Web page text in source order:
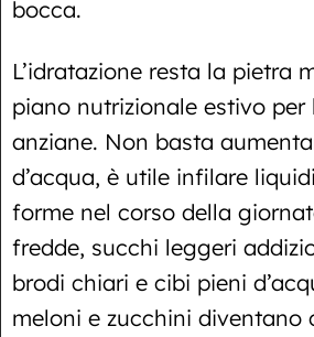
bocca.
L’idratazione resta la pietra
piano nutrizionale estivo per
anziane. Non basta
d’acqua, è utile infilare
forme nel corso della
fredde, succhi leggeri
brodi chiari e cibi pieni
meloni e zucchini diventano